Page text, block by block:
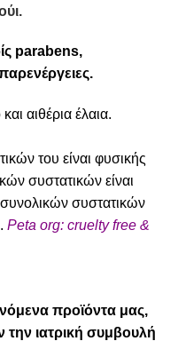
parabens,
αιθέρια έλαια.
του είναι φυσικής
συστατικών είναι
συστατικών
Peta org: cruelty free &
προϊόντα μας,
την ιατρική συμβουλή